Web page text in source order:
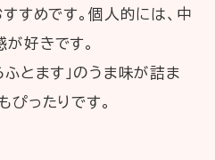
すすめです。個人的には、中
好きです。
ふとます」のうま味が詰ま
ぴったりです。